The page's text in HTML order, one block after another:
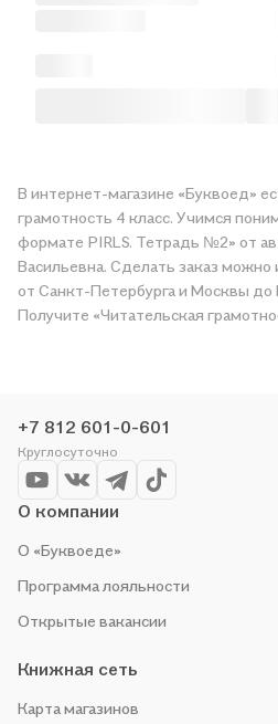
В интернет-магазине «Буквоед»
грамотность 4 класс. Учимся
формате PIRLS. Тетрадь №2» от
Васильевна. Сделать заказ можно
от Санкт-Петербурга и Москвы до
Получите «Читательская
организуем конкурсы и проводим
чтобы не упустить выгоду!
+7 812 601-0-601
Круглосуточно
О компании
О «Буквоеде»
Программа лояльности
Открытые вакансии
Книжная сеть
Карта магазинов